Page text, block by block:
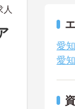
人
愛
愛